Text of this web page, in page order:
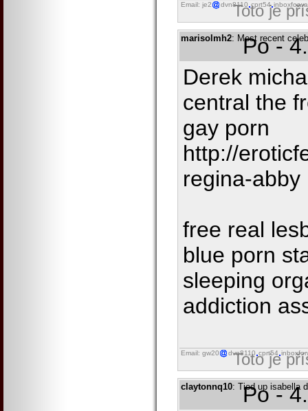
Email: je2 dvn8110 cprt54
Toto je
marisolmh2: Most recent
Po -
Derek
central the
gay porn
http://
regina-abby
free real
blue porn
sleeping
addiction
Email: gw20 dvn8110 cprt54
Toto je
claytonnq10: Tied up isabella
Po -